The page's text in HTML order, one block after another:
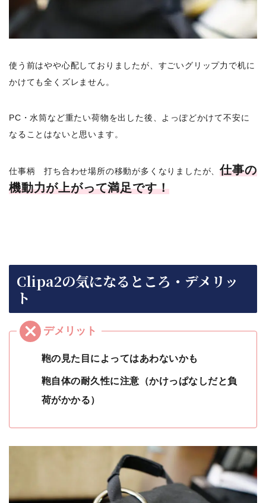
使う前はやや心配しておりましたが、すごいグリップ力で机に
かけても全くズレません。
PC・水筒など重たい荷物を出した後、よっぽどかけて不安に
なることはないと思います。
仕事柄 打ち合わせ場所の移動が多くなりましたが、仕事の
機動力が上がって満足です！
Clipa2の気になるところ・デメリッ
ト
鞄の見た目によってはあわないかも
鞄自体の耐久性に注意（かけっぱなしだと負
荷がかかる）